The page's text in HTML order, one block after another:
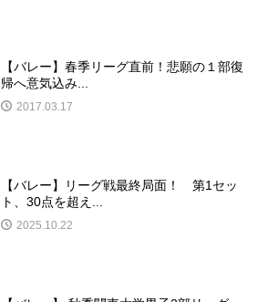
【バレー】春季リーグ直前！悲願の１部復
帰へ意気込み...
2017.03.17
【バレー】リーグ戦最終局面！ 第1セッ
ト、30点を超え...
2025.10.22